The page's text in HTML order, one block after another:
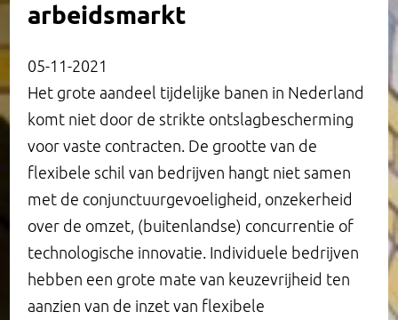
Wetenschappelijk Bureau
Overige publicaties en presentaties
Onderzoek
Onderzoeksprogramma
Afgesloten onderzoek
Dossiers
Opinie
Migrant Collectivism
Scriptieprijs
Leerstoel
Arrangementen
Entree en receptie
Diamantzaal
Henri Polakzaal en cafe
Trouwen
Rondleidingen
Vrienden
Visie van Berlage
Restauratie
Interieur
arbeidsmarkt
05-11-2021
Het grote aandeel tijdelijke banen in Nederland
komt niet door de strikte ontslagbescherming
voor vaste contracten. De grootte van de
flexibele schil van bedrijven hangt niet samen
met de conjunctuurgevoeligheid, onzekerheid
over de omzet, (buitenlandse) concurrentie of
technologische innovatie. Individuele bedrijven
hebben een grote mate van keuzevrijheid ten
aanzien van de inzet van flexibele